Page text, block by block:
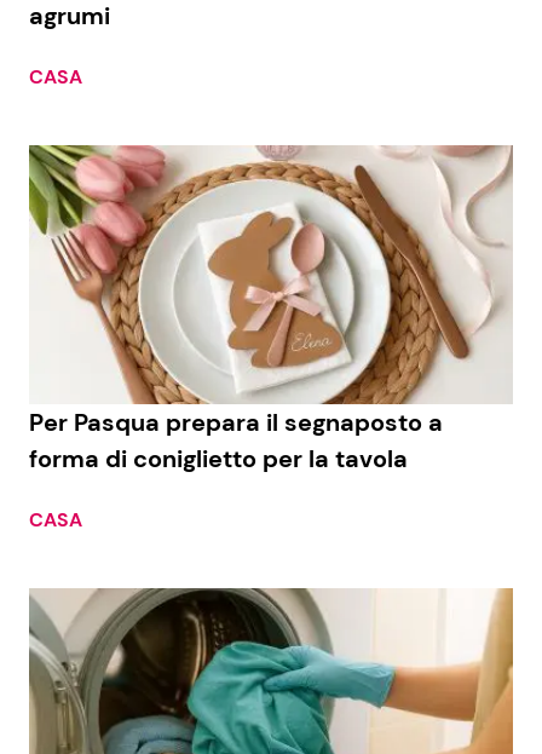
agrumi
CASA
Per Pasqua prepara il segnaposto a
forma di coniglietto per la tavola
CASA